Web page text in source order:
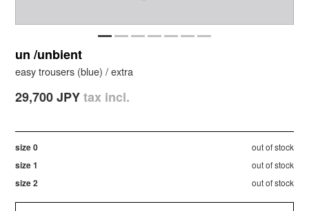
un /unbient
easy trousers (blue) / extra
29,700 JPYtax incl.
size 0 out of stock
size 1 out of stock
size 2 out of stock